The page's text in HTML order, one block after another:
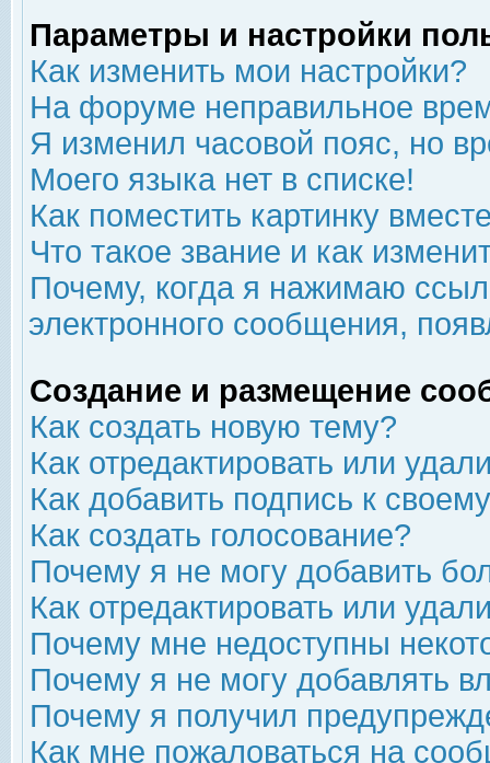
Параметры и настройки
Как изменить мои настройки?
На форуме неправильное
Я изменил часовой пояс, но
Моего языка нет в списке!
Как поместить картинку
Что такое звание и как
Почему, когда я нажимаю
электронного сообщения,
Создание и размещение
Как создать новую тему?
Как отредактировать или
Как добавить подпись к
Как создать голосование?
Почему я не могу добавить
Как отредактировать или
Почему мне недоступны
Почему я не могу добавлять
Почему я получил
Как мне пожаловаться на